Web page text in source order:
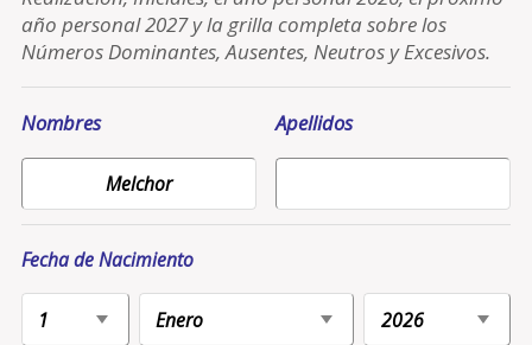
año personal 2027 y la grilla completa sobre los
Números Dominantes, Ausentes, Neutros y Excesivos.
Nombres Apellidos
Fecha de Nacimiento